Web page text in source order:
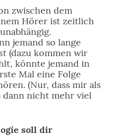
zwischen dem
Hörer ist zeitlich
jemand so lange
(dazu kommen wir
könnte jemand in
Mal eine Folge
(Nur, dass mir als
dann nicht mehr viel
soll dir